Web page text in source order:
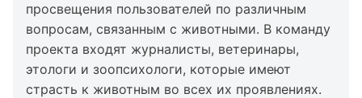
просвещения пользователей по различным
вопросам, связанным с животными. В команду
проекта входят журналисты, ветеринары,
этологи и зоопсихологи, которые имеют
страсть к животным во всех их проявлениях.